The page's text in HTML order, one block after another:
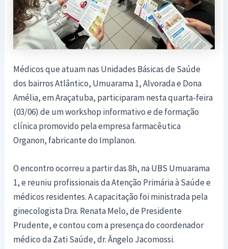
Médicos que atuam nas Unidades Básicas de Saúde
dos bairros Atlântico, Umuarama 1, Alvorada e Dona
Amélia, em Araçatuba, participaram nesta quarta-feira
(03/06) de um workshop informativo e de formação
clínica promovido pela empresa farmacêutica
Organon, fabricante do Implanon.
O encontro ocorreu a partir das 8h, na UBS Umuarama
1, e reuniu profissionais da Atenção Primária à Saúde e
médicos residentes. A capacitação foi ministrada pela
ginecologista Dra. Renata Melo, de Presidente
Prudente, e contou com a presença do coordenador
médico da Zati Saúde, dr. Ângelo Jacomossi.